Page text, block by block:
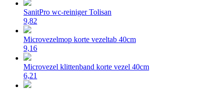
SanitPro wc-reiniger Tolisan
9,82
Microvezelmop korte vezeltab 40cm
9,16
Microvezel klittenband korte vezel 40cm
6,21